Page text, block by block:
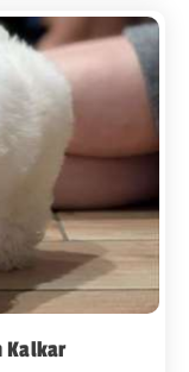
Kalkar